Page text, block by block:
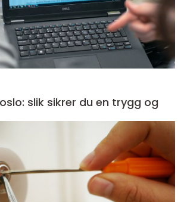
slik sikrer du en trygg og